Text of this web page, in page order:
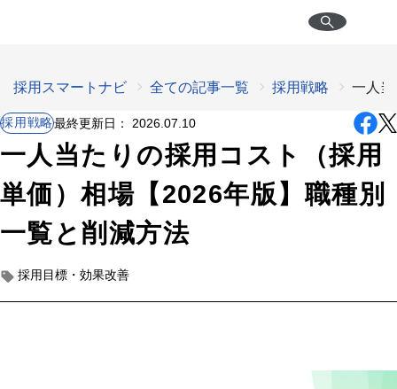
採用スマートナビ 全ての記事一覧 採用戦略 一人
採用戦略最終更新日： 2026.07.10
一人当たりの採用コスト（採用
単価）相場【2026年版】職種別
一覧と削減方法
採用目標・効果改善